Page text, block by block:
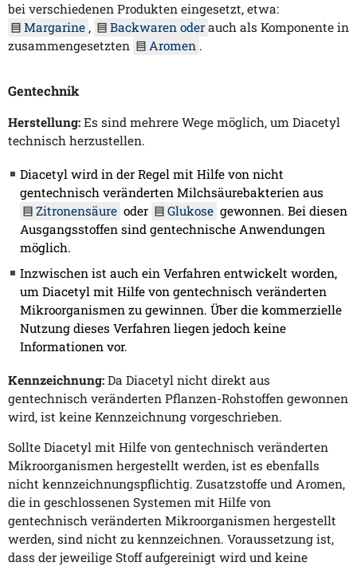
bei verschiedenen Produkten eingesetzt, etwa:
Margarine , Backwaren oder auch als Komponente in
zusammengesetzten
Aromen .
Gentechnik
Herstellung: Es sind mehrere Wege möglich, um Diacetyl
technisch herzustellen.
Diacetyl wird in der Regel mit Hilfe von nicht
gentechnisch veränderten Milchsäurebakterien aus
Zitronensäure oder Glukose gewonnen. Bei diesen
Ausgangsstoffen sind gentechnische Anwendungen
möglich.
Inzwischen ist auch ein Verfahren entwickelt worden,
um Diacetyl mit Hilfe von gentechnisch veränderten
Mikroorganismen zu gewinnen. Über die kommerzielle
Nutzung dieses Verfahren liegen jedoch keine
Informationen vor.
Kennzeichnung: Da Diacetyl nicht direkt aus
gentechnisch veränderten Pflanzen-Rohstoffen gewonnen
wird, ist keine Kennzeichnung vorgeschrieben.
Sollte Diacetyl mit Hilfe von gentechnisch veränderten
Mikroorganismen hergestellt werden, ist es ebenfalls
nicht kennzeichnungspflichtig. Zusatzstoffe und Aromen,
die in geschlossenen Systemen mit Hilfe von
gentechnisch veränderten Mikroorganismen hergestellt
werden, sind nicht zu kennzeichnen. Voraussetzung ist,
dass der jeweilige Stoff aufgereinigt wird und keine